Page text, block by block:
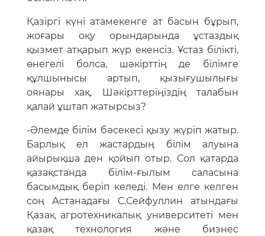
Қазіргі күні атамекенге ат басын бұрып,
жоғары оқу орындарында ұстаздық
қызмет атқарып жүр екенсіз. Ұстаз білікті,
өнегелі болса, шәкірттің де білімге
құлшынысы артып, қызығушылығы
оянары хақ. Шәкірттеріңіздің талабын
қалай ұштап жатырсыз?
-Әлемде білім бәсекесі қызу жүріп жатыр.
Барлық ел жастардың білім алуына
айырықша ден қойып отыр. Сол қатарда
қазақстанда білім-ғылым саласына
басымдық беріп келеді. Мен елге келген
соң Астанадағы С.Сейфуллин атындағы
Қазақ агротехникалық университеті мен
қазақ технология және бизнес